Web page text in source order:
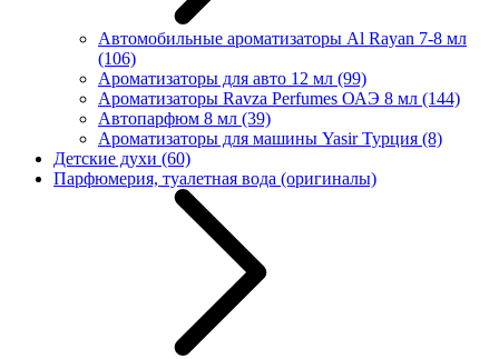
Автомобильные ароматизаторы Al Rayan 7-8 мл
(106)
Ароматизаторы для авто 12 мл (99)
Ароматизаторы Ravza Perfumes ОАЭ 8 мл (144)
Автопарфюм 8 мл (39)
Ароматизаторы для машины Yasir Турция (8)
Детские духи (60)
Парфюмерия, туалетная вода (оригиналы)